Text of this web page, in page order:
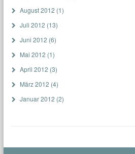
August 2012 (1)
Juli 2012 (13)
Juni 2012 (6)
Mai 2012 (1)
April 2012 (3)
März 2012 (4)
Januar 2012 (2)